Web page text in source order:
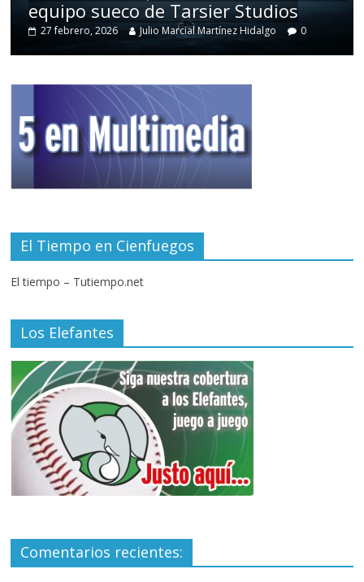
equipo sueco de Tarsier Studios
27 febrero, 2026 Julio Marcial Martínez Hidalgo 0
El Tiempo en Cienfuegos
El tiempo – Tutiempo.net
Los Elefantes
Comentarios recientes: